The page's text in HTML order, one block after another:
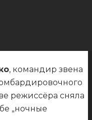
, командир звена
режиссёра сняла
„ночные